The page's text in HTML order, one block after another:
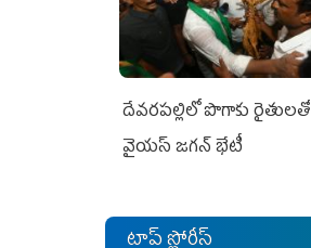
దేవరపల్లిలో పొగాకు రైతులతో
వైయస్ జగన్ భేటీ